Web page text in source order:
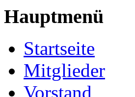
Hauptmenü
Startseite
Mitglieder
Vorstand